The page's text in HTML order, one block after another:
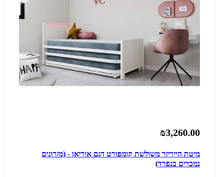
₪3,260.00
מיטת הייריזר משולשת קומפורט דגם אוריאן - (מזרונים
נמכרים בנפרד)